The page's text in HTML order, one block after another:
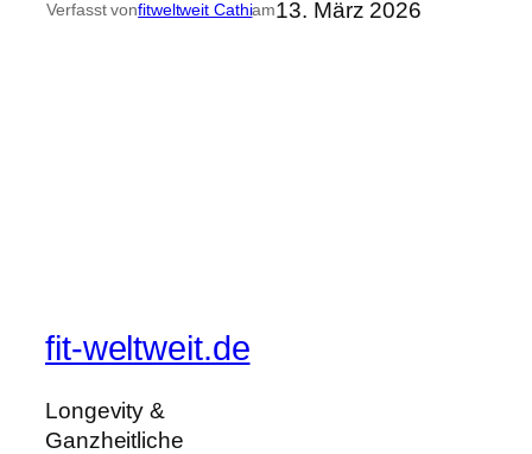
Verfasst vonfitweltweit Cathiam13. März 2026
fit-weltweit.de
Longevity &
Ganzheitliche